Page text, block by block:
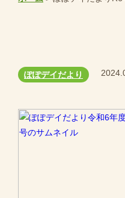
ぽぽデイだより